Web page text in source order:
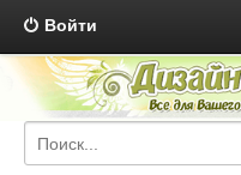
Войти